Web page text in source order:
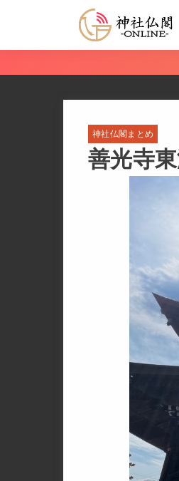
神社仏閣まとめ
善光寺